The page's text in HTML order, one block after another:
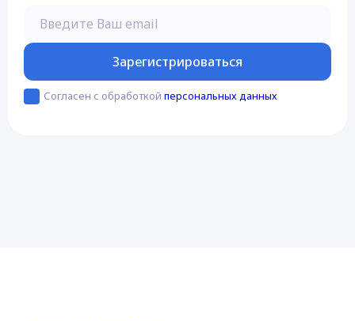
Зарегистрироваться
Согласен с обработкой персональных данных